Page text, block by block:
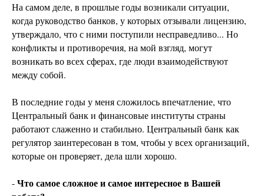
На самом деле, в прошлые годы возникали ситуации,
когда руководство банков, у которых отзывали лицензию,
утверждало, что с ними поступили несправедливо... Но
конфликты и противоречия, на мой взгляд, могут
возникать во всех сферах, где люди взаимодействуют
между собой.
В последние годы у меня сложилось впечатление, что
Центральный банк и финансовые институты страны
работают слаженно и стабильно. Центральный банк как
регулятор заинтересован в том, чтобы у всех организаций,
которые он проверяет, дела шли хорошо.
-Что самое сложное и самое интересное в Вашей